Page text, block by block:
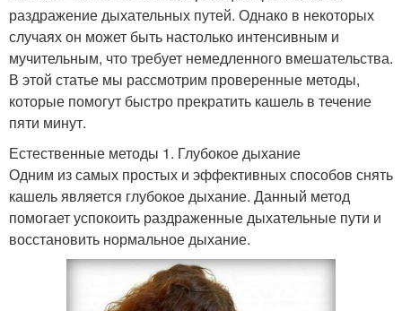
раздражение дыхательных путей. Однако в некоторых
случаях он может быть настолько интенсивным и
мучительным, что требует немедленного вмешательства.
В этой статье мы рассмотрим проверенные методы,
которые помогут быстро прекратить кашель в течение
пяти минут.
Естественные методы 1. Глубокое дыхание
Одним из самых простых и эффективных способов снять
кашель является глубокое дыхание. Данный метод
помогает успокоить раздраженные дыхательные пути и
восстановить нормальное дыхание.